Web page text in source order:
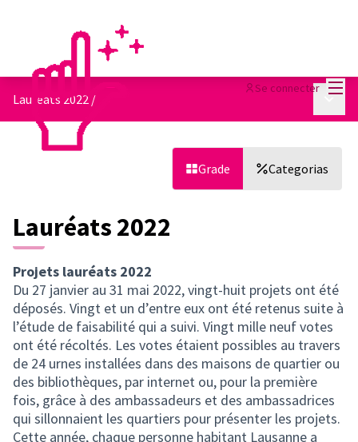
Se connecter
Lauréats 2022 /
Grade Categorias
Lauréats 2022
Projets lauréats 2022
Du 27 janvier au 31 mai 2022, vingt-huit projets ont été
déposés. Vingt et un d’entre eux ont été retenus suite à
l’étude de faisabilité qui a suivi. Vingt mille neuf votes
ont été récoltés. Les votes étaient possibles au travers
de 24 urnes installées dans des maisons de quartier ou
des bibliothèques, par internet ou, pour la première
fois, grâce à des ambassadeurs et des ambassadrices
qui sillonnaient les quartiers pour présenter les projets.
Cette année, chaque personne habitant Lausanne a